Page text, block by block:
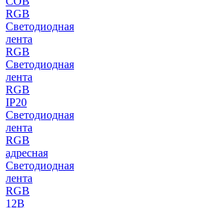
RGB
Светодиодная
лента
RGB
Светодиодная
лента
RGB
IP20
Светодиодная
лента
RGB
адресная
Светодиодная
лента
RGB
12В